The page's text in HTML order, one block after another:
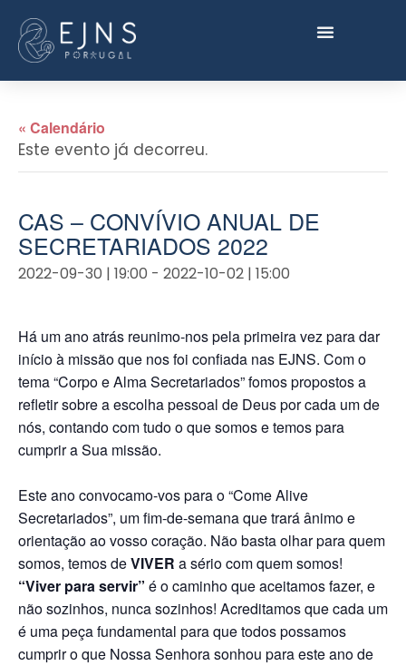
« Calendário
Este evento já decorreu.
CAS – CONVÍVIO ANUAL DE
SECRETARIADOS 2022
2022-09-30 | 19:00 - 2022-10-02 | 15:00
Há um ano atrás reunimo-nos pela primeira vez para dar
início à missão que nos foi confiada nas EJNS. Com o
tema “Corpo e Alma Secretariados” fomos propostos a
refletir sobre a escolha pessoal de Deus por cada um de
nós, contando com tudo o que somos e temos para
cumprir a Sua missão.
Este ano convocamo-vos para o “Come Alive
Secretariados”, um fim-de-semana que trará ânimo e
orientação ao vosso coração. Não basta olhar para quem
somos, temos deVIVER a sério com quem somos!
“Viver para servir” é o caminho que aceitamos fazer, e
não sozinhos, nunca sozinhos! Acreditamos que cada um
é uma peça fundamental para que todos possamos
cumprir o que Nossa Senhora sonhou para este ano de